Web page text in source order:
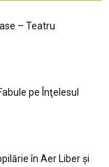
– Teatru
pe Înţelesul
în Aer Liber şi